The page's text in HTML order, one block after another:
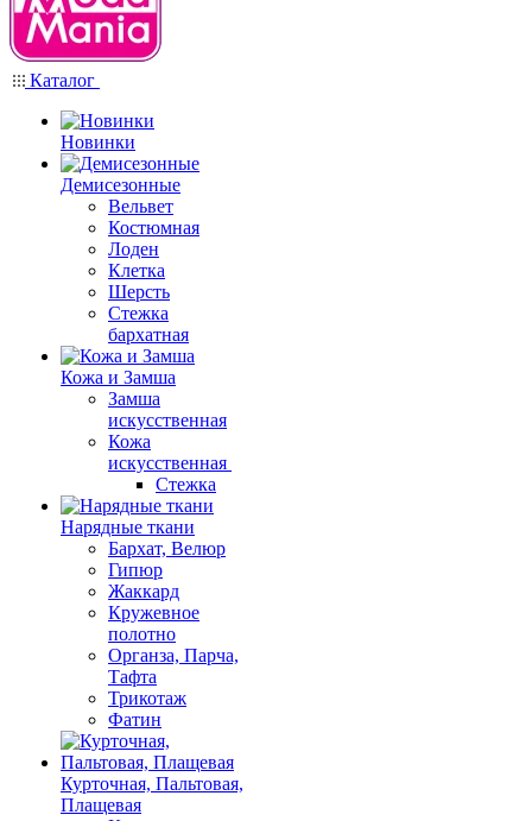
Каталог
Новинки
Демисезонные
Вельвет
Костюмная
Лоден
Клетка
Шерсть
Стежка
бархатная
Кожа и Замша
Замша
искусственная
Кожа
искусственная
Стежка
Нарядные ткани
Бархат, Велюр
Гипюр
Жаккард
Кружевное
полотно
Органза, Парча,
Тафта
Трикотаж
Фатин
Курточная, Пальтовая,
Плащевая